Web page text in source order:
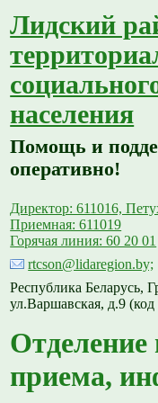
Лидский
населения
Помощь и
оперативно!
Директор: 611016,
Приемная: 611019
Горячая линия: 60 20 01
rtcson@lidaregion.by;
Республика Беларусь,
ул.Варшавская, д.9
Отделение
приема,